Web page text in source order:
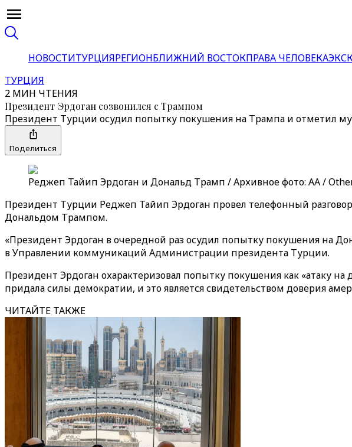
НОВОСТИТУРЦИЯРЕГИОНБЛИЖНИЙ ВОСТОКПРАВА ЧЕЛОВЕКА
ТУРЦИЯ
2 МИН ЧТЕНИЯ
Президент Эрдоган созвонился с Трампом
Президент Турции осудил попытку покушения на Трампа и отметил
Поделиться
Реджеп Тайип Эрдоган и Дональд Трамп / Архивное фото: AA /
Президент Турции Реджеп Тайип Эрдоган провел телефонный
Дональдом Трампом.
«Президент Эрдоган в очередной раз осудил попытку покушения на
в Управлении коммуникаций Администрации президента Турции.
Президент Эрдоган охарактеризовал попытку покушения как «атаку
придала силы демократии, и это является свидетельством доверия
ЧИТАЙТЕ ТАКЖЕ